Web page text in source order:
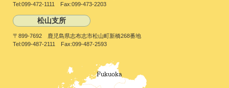
Tel:099-472-1111 Fax:099-473-2203
松山支所
〒899-7692 鹿児島県志布志市松山町新橋268番地
Tel:099-487-2111 Fax:099-487-2593